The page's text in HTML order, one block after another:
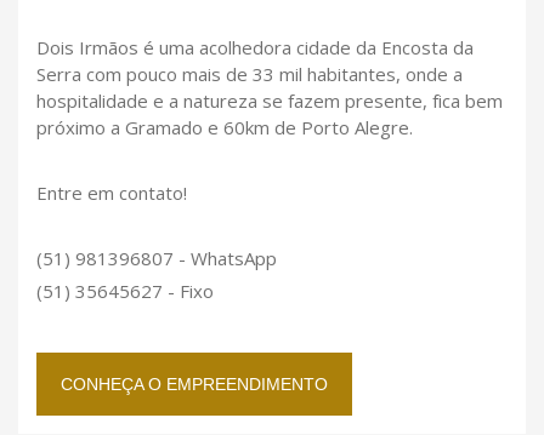
Dois Irmãos é uma acolhedora cidade da Encosta da
Serra com pouco mais de 33 mil habitantes, onde a
hospitalidade e a natureza se fazem presente, fica bem
próximo a Gramado e 60km de Porto Alegre.
Entre em contato!
(51) 981396807 - WhatsApp
(51) 35645627 - Fixo
CONHEÇA O EMPREENDIMENTO